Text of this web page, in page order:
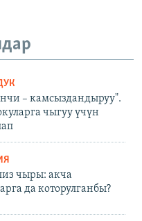
– камсыздандыруу".
чыгуу үчүн
чыры: акча
да которулганбы?